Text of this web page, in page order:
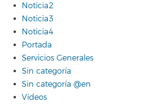
Noticia2
Noticia3
Noticia4
Portada
Servicios Generales
Sin categoría
Sin categoría @en
Vídeos